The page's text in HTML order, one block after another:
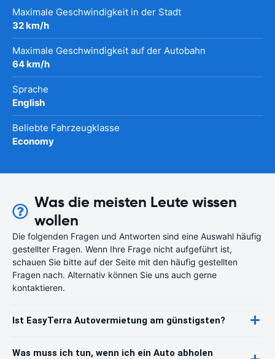
Maximale Geschwindigkeit in der Stadt
32 km/h
Maximale Geschwindigkeit auf der Autobahn
64 km/h
Sprache
English
Beliebte Fahrzeugklasse
Economy
Was die meisten Leute wissen
wollen
Die folgenden Fragen und Antworten sind eine Auswahl häufig
gestellter Fragen. Wenn Ihre Frage nicht aufgeführt ist,
schauen Sie bitte auf der Seite mit den häufig gestellten
Fragen nach. Alternativ können Sie uns auch gerne
kontaktieren.
Ist EasyTerra Autovermietung am günstigsten?
Was muss ich tun, wenn ich ein Auto abholen